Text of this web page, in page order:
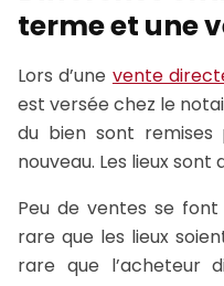
terme et une
Lors d’une vente
est versée chez le
du bien sont remises
nouveau. Les lieux sont
Peu de ventes se
rare que les lieux
rare que l’acheteur